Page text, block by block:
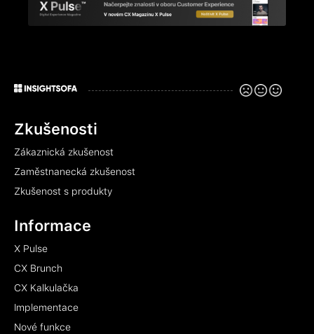
Zkušenosti
Zákaznická zkušenost
Zaměstnanecká zkušenost
Zkušenost s produkty
Informace
X Pulse
CX Brunch
CX Kalkulačka
Implementace
Nové funkce